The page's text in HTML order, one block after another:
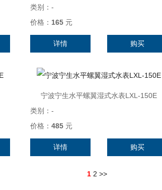
类别： -
价格： 165 元
详情 购买
宁波宁生水平螺翼湿式水表LXL-150E
类别： -
价格： 485 元
详情 购买
1 2 >>